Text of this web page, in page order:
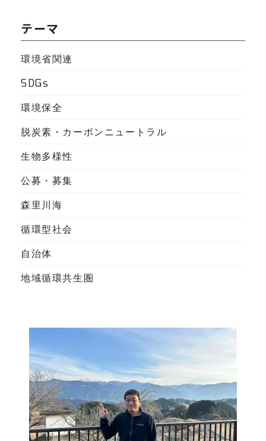
テーマ
環境省関連
SDGs
環境保全
脱炭素・カーボンニュートラル
生物多様性
公募・募集
森里川海
循環型社会
自治体
地域循環共生圏